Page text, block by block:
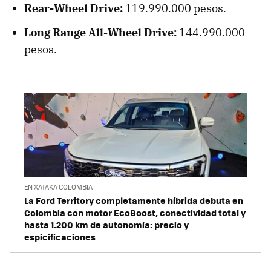
Rear-Wheel Drive: 119.990.000 pesos.
Long Range All-Wheel Drive: 144.990.000
pesos.
EN XATAKA COLOMBIA
La Ford Territory completamente híbrida debuta en
Colombia con motor EcoBoost, conectividad total y
hasta 1.200 km de autonomía: precio y
espicificaciones